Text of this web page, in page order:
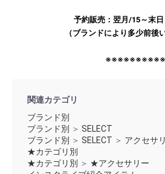
予約販売：翌月/15～末日
（ブランドにより多少前後
※※※※※※※※※※
関連カテゴリ
ブランド別
ブランド別 ＞ SELECT
ブランド別 ＞ SELECT ＞ アクセサ
★カテゴリ別
★カテゴリ別 ＞ ★アクセサリー